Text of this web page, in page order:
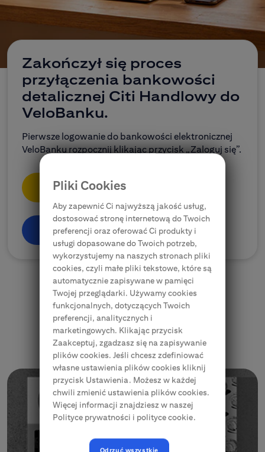
Ubezpieczenia
E-bankowość
Zakończył się proces
przyłączenia bankowości
detalicznej Citi Handlowy do
VeloBanku.
Pierwsze logowanie do bankowości elektronicznej
VeloBanku rozpocznij klikając przycisk „Zaloguj się”.
Zaloguj się
Dowiedz się więcej
Najnowsze korzyści!
Pliki Cookies
Aby zapewnić Ci najwyższą jakość usług,
dostosować stronę internetową do Twoich
preferencji oraz oferować Ci produkty i
usługi dopasowane do Twoich potrzeb,
wykorzystujemy na naszych stronach pliki
cookies, czyli małe pliki tekstowe, które są
automatycznie zapisywane w pamięci
Twojej przeglądarki. Używamy cookies
funkcjonalnych, dotyczących Twoich
preferencji, analitycznych i
marketingowych. Klikając przycisk
Zaakceptuj, zgadzasz się na zapisywanie
plików cookies. Jeśli chcesz zdefiniować
własne ustawienia plików cookies kliknij
przycisk Ustawienia. Możesz w każdej
chwili zmienić ustawienia plików cookies.
Więcej informacji znajdziesz w naszej
Polityce prywatności i polityce cookie.
Odrzuć wszystkie